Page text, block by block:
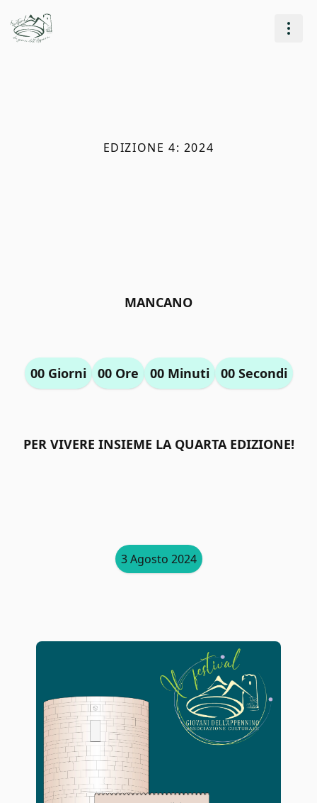
EDIZIONE 4: 2024
MANCANO
00 Giorni 00 Ore 00 Minuti 00 Secondi
PER VIVERE INSIEME LA QUARTA EDIZIONE!
3 Agosto 2024